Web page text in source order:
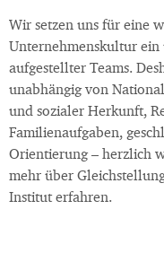
Wir setzen uns für eine
Unternehmenskultur ein
aufgestellter Teams.
unabhängig von
und sozialer Herkunft,
Familienaufgaben,
Orientierung – herzlich
mehr über
Institut erfahren.